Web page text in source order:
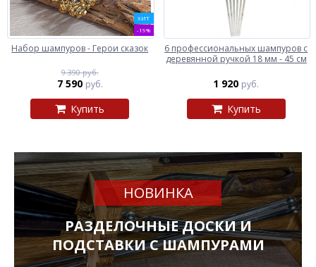
ХИТ
-19%
Набор шампуров - Герои сказок
9 390 руб.
7 590 руб.
Купить
6 профессиональных шампуров с
деревянной ручкой 18 мм - 45 см
1 920 руб.
Купить
НОВИНКА
РАЗДЕЛОЧНЫЕ ДОСКИ И
ПОДСТАВКИ С ШАМПУРАМИ